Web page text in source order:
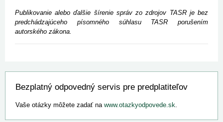
Publikovanie alebo ďalšie šírenie správ zo zdrojov TASR je bez
predchádzajúceho písomného súhlasu TASR porušením
autorského zákona.
Bezplatný odpovedný servis pre predplatiteľov
Vaše otázky môžete zadať na www.otazkyodpovede.sk.